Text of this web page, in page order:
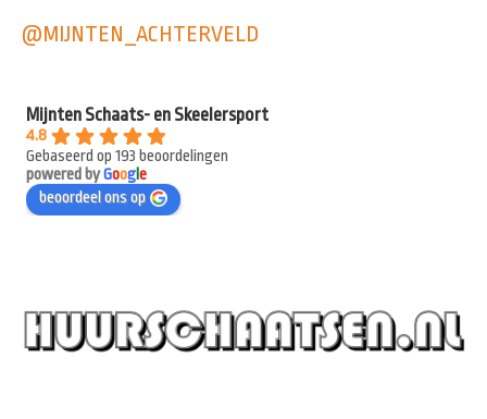
@MIJNTEN_ACHTERVELD
Mijnten Schaats- en Skeelersport
4.8
Gebaseerd op 193 beoordelingen
powered byGooge
beoordeel ons op